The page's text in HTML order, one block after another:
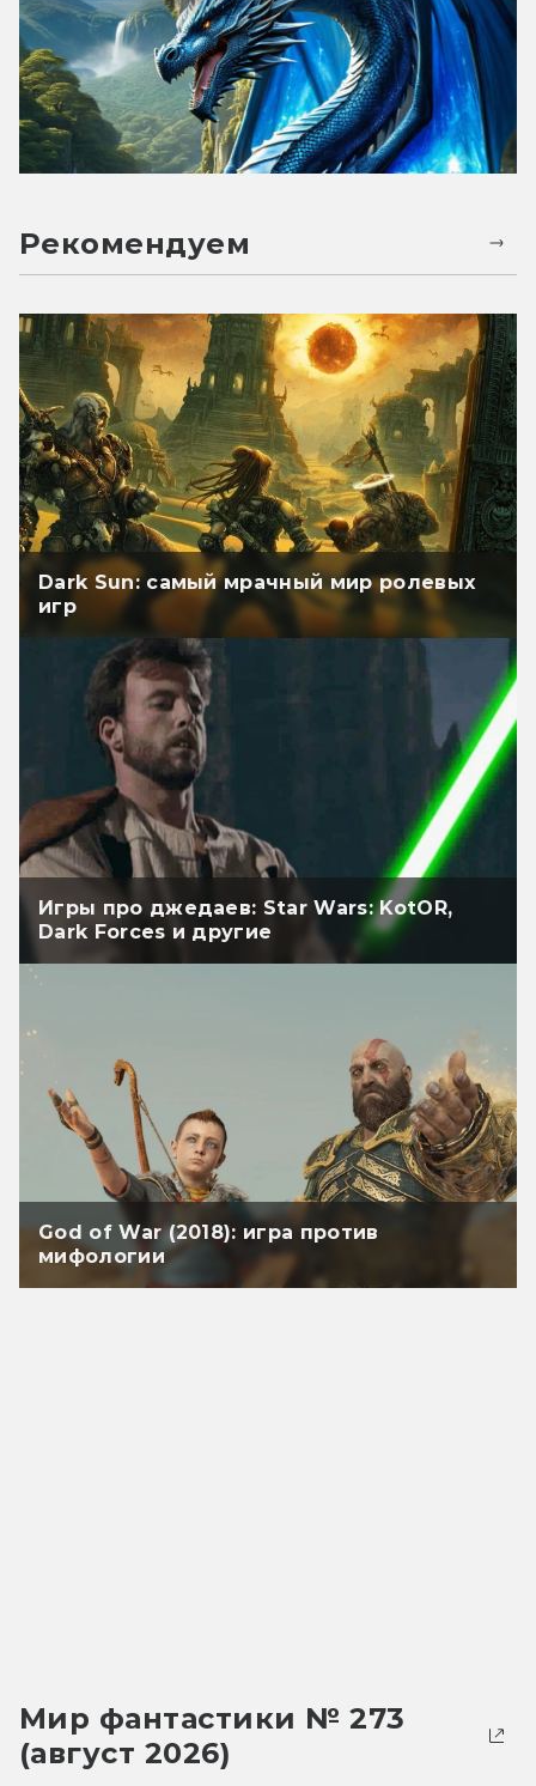
Рекомендуем
Dark Sun: самый мрачный мир ролевых
игр
Игры про джедаев: Star Wars: KotOR,
Dark Forces и другие
God of War (2018): игра против
мифологии
Мир фантастики № 273
(август 2026)